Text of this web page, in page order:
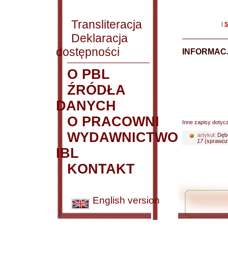
Transliteracja
Deklaracja
dostępności
O PBL
ŹRÓDŁA
DANYCH
O PRACOWNI
WYDAWNICTWO
IBL
KONTAKT
English version
|
Inne zapisy
artykuł:
17